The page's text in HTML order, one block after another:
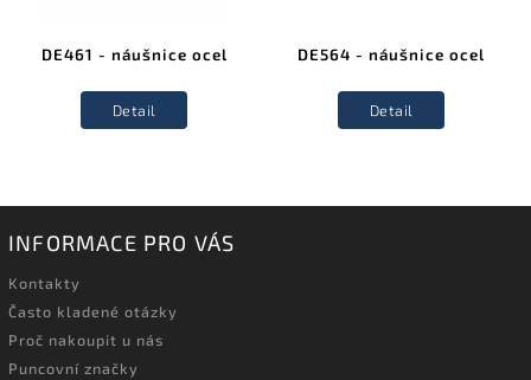
DE461 - náušnice ocel
Detail
DE564 - náušnice ocel
Detail
INFORMACE PRO VÁS
Kontakty
Často kladené otázky
Proč nakoupit u nás
Puncovní značky